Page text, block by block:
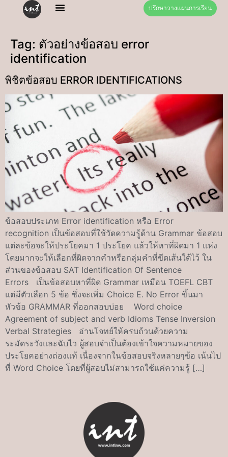
ปรึกษาวางแผนการเรียน
Tag: ตัวอย่างข้อสอบ error
identification
พิชิตข้อสอบ ERROR IDENTIFICATIONS
ข้อสอบประเภท Error identification หรือ Error
recognition เป็นข้อสอบที่ใช้วัดความรู้ด้าน Grammar ข้อสอบ
แต่ละข้อจะให้ประโยคมา 1 ประโยค แล้วให้หาที่ผิดมา 1 แห่ง
โดยมากจะให้เลือกที่ผิดจากคำหรือกลุ่มคำที่ขีดเส้นใต้ไว้ ใน
ส่วนของข้อสอบ SAT Identification Of Sentence
Errors เป็นข้อสอบหาที่ผิด Grammar เหมือน TOEFL CBT
แต่มีตัวเลือก 5 ข้อ ซึ่งจะเพิ่ม Choice E. No Error ขึ้นมา
หัวข้อ GRAMMAR ที่ออกสอบบ่อย Word choice
Agreement of subject and verb Idioms Tense Inversion
Verbal Strategies อ่านโจทย์ให้ครบถ้วนด้วยความ
ระมัดระวังและฉับไว ผู้สอบจำเป็นต้องเข้าใจความหมายของ
ประโยคอย่างถ่องแท้ เนื่องจากในข้อสอบจริงหลายๆข้อ เน้นไป
ที่ Word Choice โดยที่ผู้สอบไม่สามารถใช้แค่ความรู้ […]